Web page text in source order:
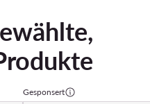
Gesponsert